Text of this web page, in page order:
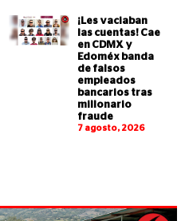
¡Les vaciaban
las cuentas! Cae
en CDMX y
Edoméx banda
de falsos
empleados
bancarios tras
millonario
fraude
7 agosto, 2026